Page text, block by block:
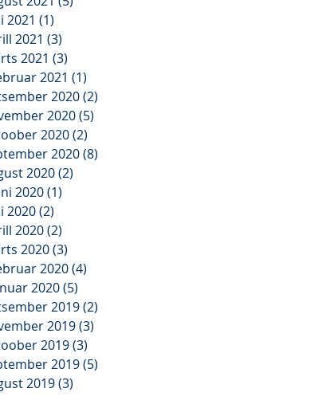
2021 (1)
2021 (3)
2021 (3)
2021 (1)
2020(2)
2020(5)
2020(2)
2020(8)
2020(2)
2020(1)
2020(2)
2020(2)
2020(3)
2020(4)
2020(5)
2019(2)
2019(3)
2019(3)
2019(5)
2019(3)